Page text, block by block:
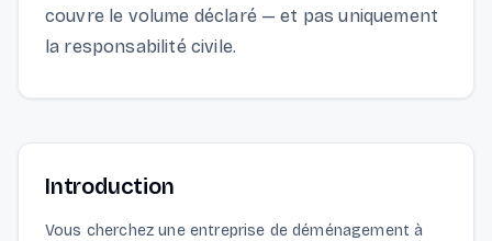
couvre le volume déclaré — et pas uniquement
la responsabilité civile.
Introduction
Vous cherchez une entreprise de déménagement à